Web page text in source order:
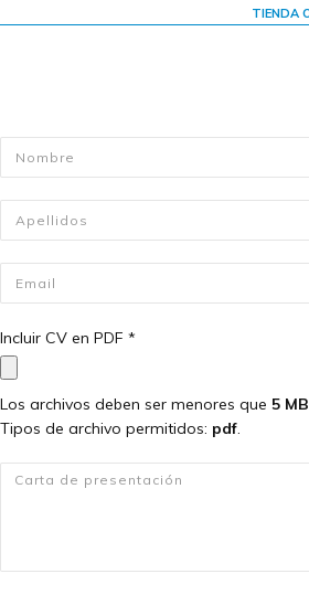
TIENDA
Nombre
Apellidos
Email *
Incluir CV en PDF *
Los archivos deben ser menores que 5 MB
Tipos de archivo permitidos: pdf.
Carta de presentación